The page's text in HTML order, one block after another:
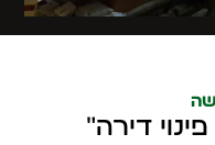
דירה"